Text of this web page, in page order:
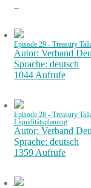
Episode 29 - Treasury
Autor: Verband
Sprache: deutsch
1044 Aufrufe
Episode 28 - Treasury
Liquiditätsplanung
Autor: Verband
Sprache: deutsch
1359 Aufrufe